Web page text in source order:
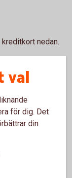
nedan.
inte har
val
för dig. Det
din